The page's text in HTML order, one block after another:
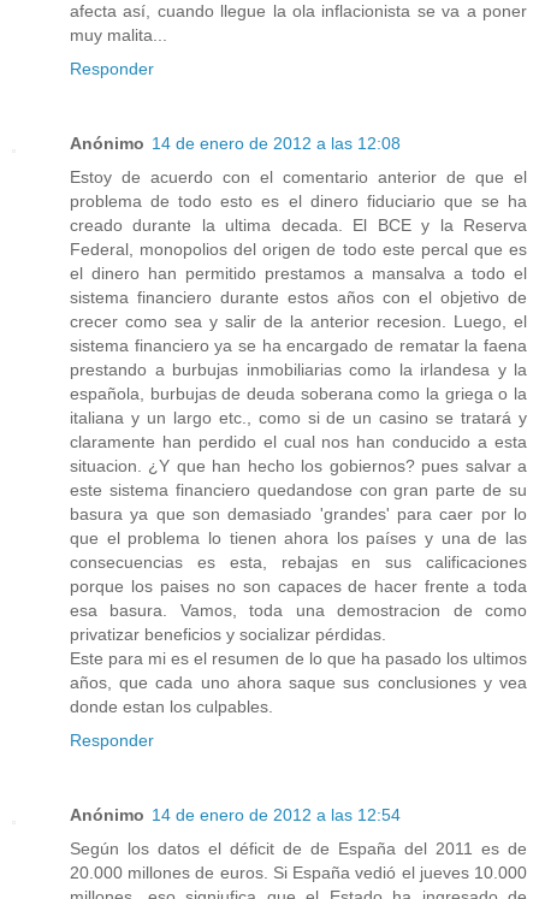
afecta así, cuando llegue la ola inflacionista se va a poner
muy malita...
Responder
Anónimo 14 de enero de 2012 a las 12:08
Estoy de acuerdo con el comentario anterior de que el
problema de todo esto es el dinero fiduciario que se ha
creado durante la ultima decada. El BCE y la Reserva
Federal, monopolios del origen de todo este percal que es
el dinero han permitido prestamos a mansalva a todo el
sistema financiero durante estos años con el objetivo de
crecer como sea y salir de la anterior recesion. Luego, el
sistema financiero ya se ha encargado de rematar la faena
prestando a burbujas inmobiliarias como la irlandesa y la
española, burbujas de deuda soberana como la griega o la
italiana y un largo etc., como si de un casino se tratará y
claramente han perdido el cual nos han conducido a esta
situacion. ¿Y que han hecho los gobiernos? pues salvar a
este sistema financiero quedandose con gran parte de su
basura ya que son demasiado 'grandes' para caer por lo
que el problema lo tienen ahora los países y una de las
consecuencias es esta, rebajas en sus calificaciones
porque los paises no son capaces de hacer frente a toda
esa basura. Vamos, toda una demostracion de como
privatizar beneficios y socializar pérdidas.
Este para mi es el resumen de lo que ha pasado los ultimos
años, que cada uno ahora saque sus conclusiones y vea
donde estan los culpables.
Responder
Anónimo 14 de enero de 2012 a las 12:54
Según los datos el déficit de de España del 2011 es de
20.000 millones de euros. Si España vedió el jueves 10.000